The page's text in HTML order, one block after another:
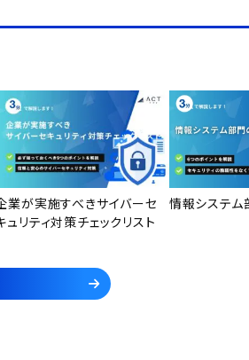
業が実施すべきサイバーセ
ュリティ対策チェックリスト
情報システム